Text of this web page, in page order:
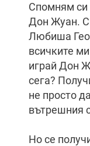
Спомням си
Дон Жуан.
Любиша
всичките
играй Дон
сега?
не просто
вътрешния
Но се